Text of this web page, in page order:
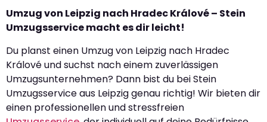
Umzug von Leipzig nach Hradec Králové – Stein
Umzugsservice macht es dir leicht!
Du planst einen Umzug von Leipzig nach Hradec
Králové und suchst nach einem zuverlässigen
Umzugsunternehmen? Dann bist du bei Stein
Umzugsservice aus Leipzig genau richtig! Wir bieten dir
einen professionellen und stressfreien